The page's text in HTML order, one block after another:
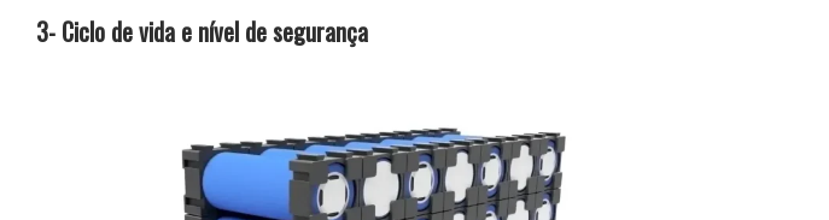
3- Ciclo de vida e nível de segurança